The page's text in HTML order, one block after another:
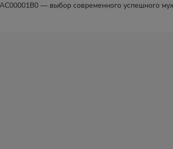
— выбор современного успешного